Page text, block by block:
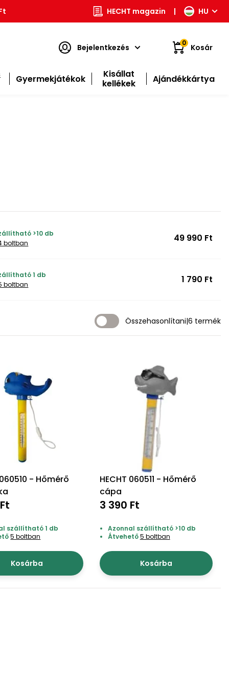
HECHT magazin | HU
Bejelentkezés 0 Kosár
Gyermekjátékok
Kisállat
kellékek
Ajándékkártya
>10 db
boltban
49 990 Ft
1 db
boltban
1 790 Ft
Összehasonlítani|6 termék
- Hőmérő
szállítható 1 db
5 boltban
Kosárba
HECHT 060511 - Hőmérő
cápa
3 390 Ft
Azonnal szállítható >10 db
Átvehető5 boltban
Kosárba